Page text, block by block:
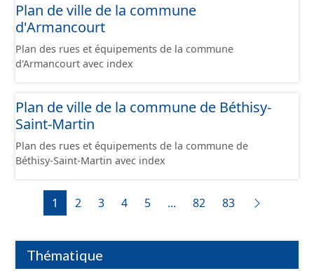
Plan de ville de la commune
d'Armancourt
Plan des rues et équipements de la commune
d'Armancourt avec index
Plan de ville de la commune de Béthisy-
Saint-Martin
Plan des rues et équipements de la commune de
Béthisy-Saint-Martin avec index
1 2 3 4 5 ... 82 83
Thématique